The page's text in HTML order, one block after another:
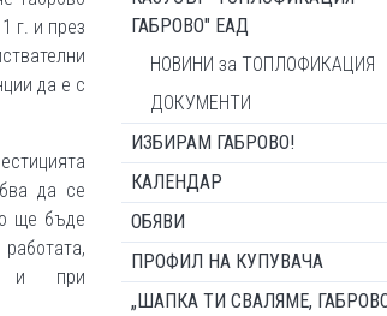
г. и през
да е с
да се
ще бъде
и при
ГАБРОВО" ЕАД
НОВИНИ за ТОПЛОФИКАЦИЯ
ДОКУМЕНТИ
ИЗБИРАМ ГАБРОВО!
КАЛЕНДАР
ОБЯВИ
ПРОФИЛ НА КУПУВАЧА
„ШАПКА ТИ СВАЛЯМЕ,